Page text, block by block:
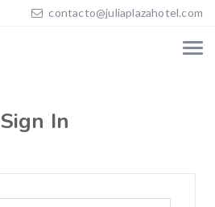
contacto@juliaplazahotel.com
Sign In